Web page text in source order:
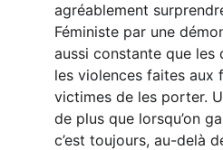
agréablement
Féministe par une
aussi constante que les
les violences faites aux
victimes de les porter.
de plus que lorsqu’on
c’est toujours, au-delà